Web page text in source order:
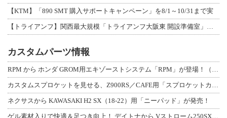
【KTM】「890 SMT 購入サポートキャンペーン」を8/1～10/31まで実
カスタムパーツ情報
ネクサスから KAWASAKI H2 SX（18-22）用「ニーパッド」が発売！